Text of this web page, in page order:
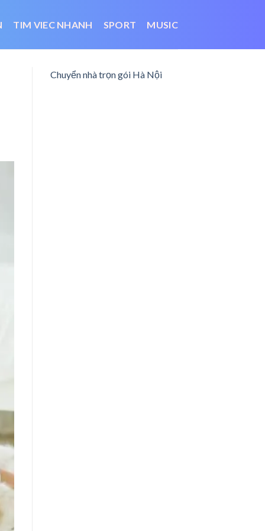
TIM VIEC NHANH SPORT MUSIC
Chuyển nhà trọn gói Hà Nội